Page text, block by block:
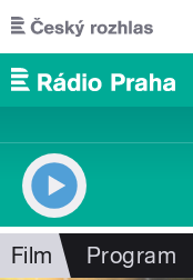
Přejít k hlavnímu obsahu
Film Program